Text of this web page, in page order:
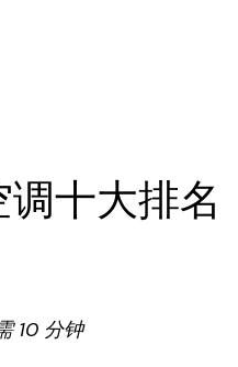
十大排名
10 分钟